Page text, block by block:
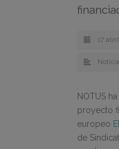
17
NOTUS
proyecto
europeo
de